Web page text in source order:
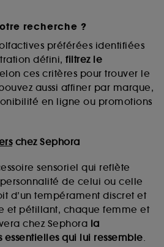
recherche ?
préférées identifiées
défini, filtrez le
ces critères pour trouver le
aussi affiner par marque,
en ligne ou promotions
chez Sephora
sensoriel qui reflète
de celui ou celle
d’un tempérament discret et
et pétillant, chaque femme et
chez Sephora la
essentielles qui lui ressemble.